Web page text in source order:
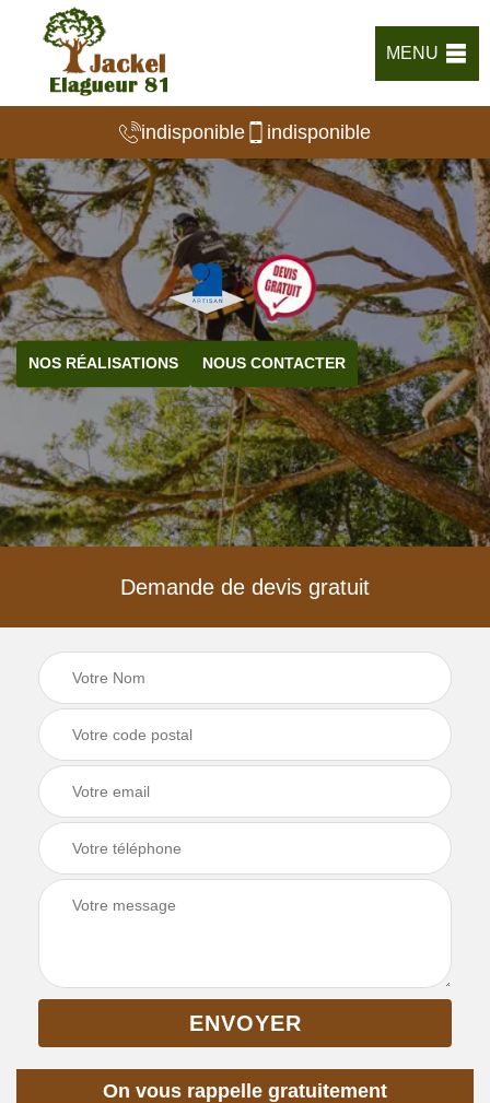
MENU
indisponible indisponible
NOS RÉALISATIONS NOUS CONTACTER
Demande de devis gratuit
On vous rappelle gratuitement